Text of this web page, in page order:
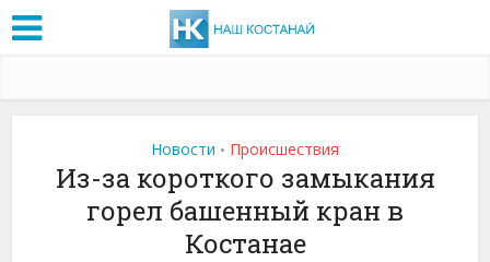
Новости • Проиcшествия
Из-за короткого замыкания
горел башенный кран в
Костанае